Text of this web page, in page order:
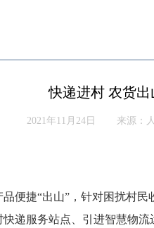
快递进村 农货出
2021年11月24日 来源：
便捷“出山”，针对困扰村
递服务站点、引进智慧物